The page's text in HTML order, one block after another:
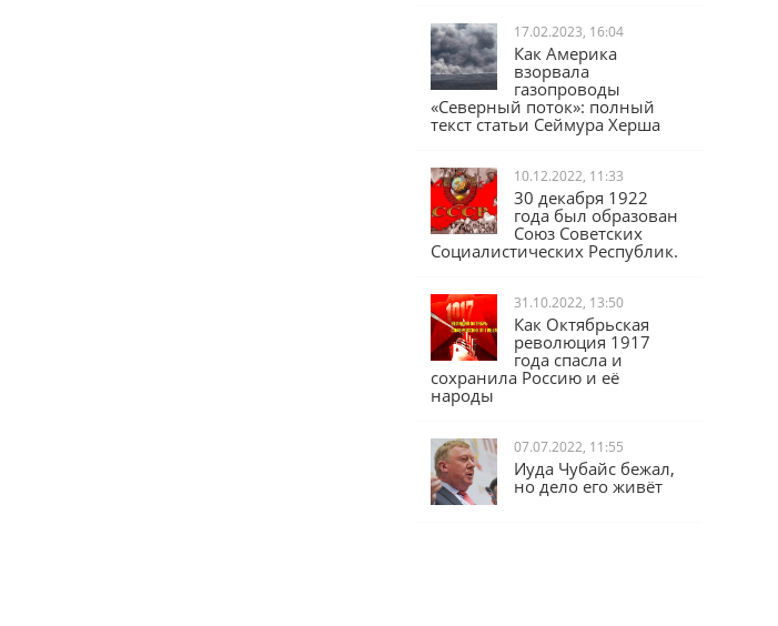
17.02.2023, 16:04
Как Америка
взорвала
газопроводы
«Северный поток»: полный
текст статьи Сеймура Херша
10.12.2022, 11:33
30 декабря 1922
года был образован
Союз Советских
Социалистических Республик.
31.10.2022, 13:50
Как Октябрьская
революция 1917
года спасла и
сохранила Россию и её
народы
07.07.2022, 11:55
Иуда Чубайс бежал,
но дело его живёт